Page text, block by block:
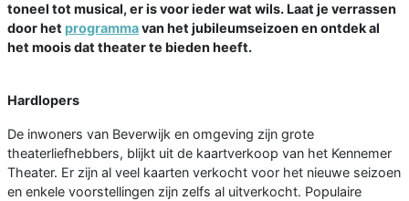
toneel tot musical, er is voor ieder wat wils. Laat je verrassen
door het programmavan het jubileumseizoen en ontdek al
het moois dat theater te bieden heeft.
Hardlopers
De inwoners van Beverwijk en omgeving zijn grote
theaterliefhebbers, blijkt uit de kaartverkoop van het Kennemer
Theater. Er zijn al veel kaarten verkocht voor het nieuwe seizoen
en enkele voorstellingen zijn zelfs al uitverkocht. Populaire